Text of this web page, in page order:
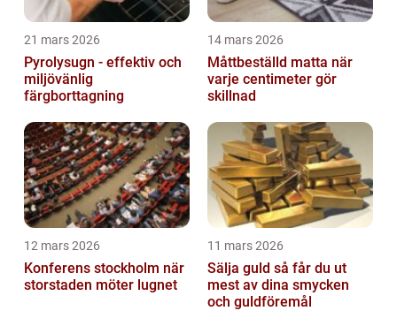
21 mars 2026
Pyrolysugn - effektiv och
miljövänlig
färgborttagning
14 mars 2026
Måttbeställd matta när
varje centimeter gör
skillnad
12 mars 2026
Konferens stockholm när
storstaden möter lugnet
11 mars 2026
Sälja guld så får du ut
mest av dina smycken
och guldföremål